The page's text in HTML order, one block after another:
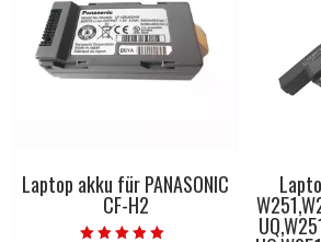
Laptop akku für PANASONIC
CF-H2